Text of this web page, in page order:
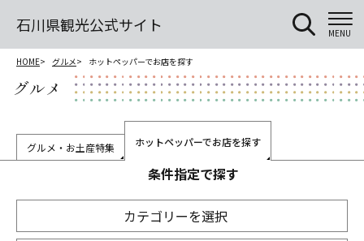
石川県観光公式サイト MENU
HOME グルメ ホットペッパーでお店を探す
グルメ
グルメ・お土産特集 ホットペッパーでお店を探す
条件指定で探す
カテゴリーを選択